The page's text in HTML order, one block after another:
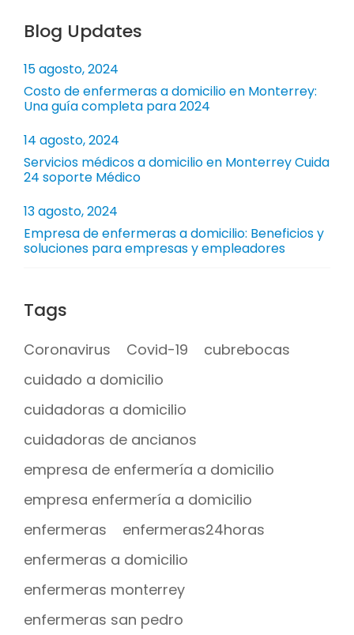
Blog Updates
Costo de enfermeras a domicilio en Monterrey:
Una guía completa para 2024
15 agosto, 2024
Servicios médicos a domicilio en Monterrey Cuida
24 soporte Médico
14 agosto, 2024
Empresa de enfermeras a domicilio: Beneficios y
soluciones para empresas y empleadores
13 agosto, 2024
Tags
Coronavirus Covid-19
cubrebocas
cuidado a domicilio
cuidadoras a domicilio
cuidadoras de ancianos
empresa de enfermería a domicilio
empresa enfermería a domicilio
enfermeras
enfermeras24horas
enfermeras a domicilio
enfermeras monterrey
enfermeras san pedro